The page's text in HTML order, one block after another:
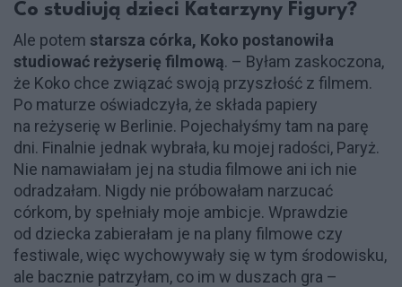
Co studiują dzieci Katarzyny Figury?
Ale potem starsza córka, Koko postanowiła
studiować reżyserię filmową. – Byłam zaskoczona,
że Koko chce związać swoją przyszłość z filmem.
Po maturze oświadczyła, że składa papiery
na reżyserię w Berlinie. Pojechałyśmy tam na parę
dni. Finalnie jednak wybrała, ku mojej radości, Paryż.
Nie namawiałam jej na studia filmowe ani ich nie
odradzałam. Nigdy nie próbowałam narzucać
córkom, by spełniały moje ambicje. Wprawdzie
od dziecka zabierałam je na plany filmowe czy
festiwale, więc wychowywały się w tym środowisku,
ale bacznie patrzyłam, co im w duszach gra –